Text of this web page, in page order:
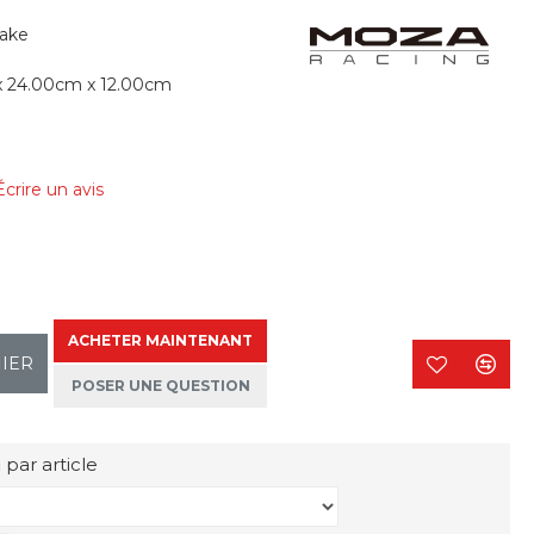
24.00cm x 12.00cm
un avis
ACHETER MAINTENANT
POSER UNE QUESTION
par article